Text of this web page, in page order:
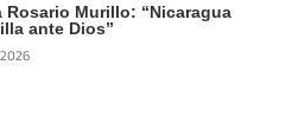
Rosario Murillo: “Nicaragua
ante Dios”